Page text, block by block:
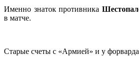
Именно знаток противника
в матче.
Старые счеты с «Армией» и у форварда